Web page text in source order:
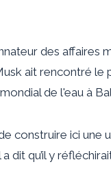
des affaires
ait rencontré
de l'eau à
construire ici une
qu’il y